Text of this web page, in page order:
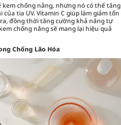
chống nắng, nhưng nó có thể tăng
tia UV. Vitamin C giúp làm giảm tổn
đồng thời tăng cường khả năng tự
chống nắng sẽ mang lại hiệu quả
Chống Lão Hóa